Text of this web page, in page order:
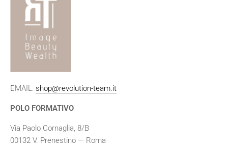
EMAIL: shop@revolution-team.it
POLO FORMATIVO
Via Paolo Cornaglia, 8/B
00132 V. Prenestino — Roma